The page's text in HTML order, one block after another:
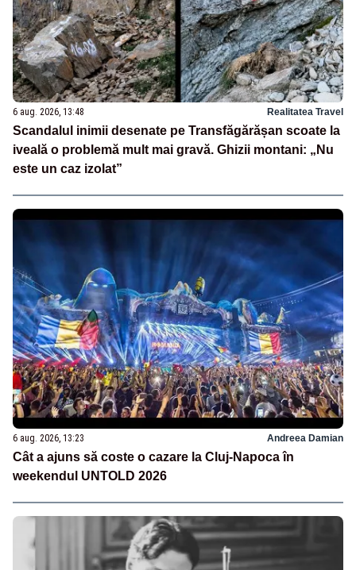
6 aug. 2026, 13:48 Realitatea Travel
Scandalul inimii desenate pe Transfăgărășan scoate la
iveală o problemă mult mai gravă. Ghizii montani: „Nu
este un caz izolat”
6 aug. 2026, 13:23 Andreea Damian
Cât a ajuns să coste o cazare la Cluj-Napoca în
weekendul UNTOLD 2026